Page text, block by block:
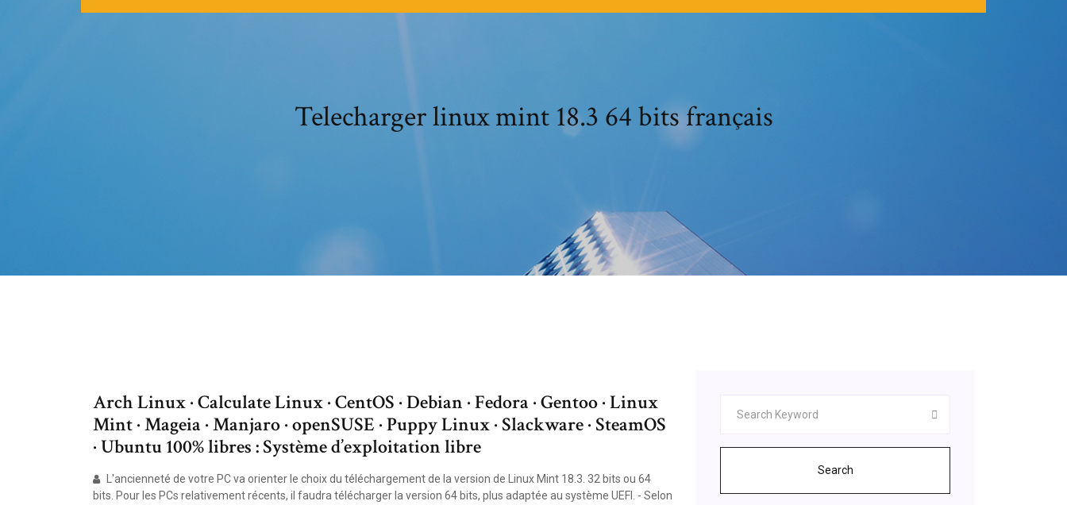
Telecharger linux mint 18.3 64 bits français
Arch Linux · Calculate Linux · CentOS · Debian · Fedora · Gentoo · Linux
Mint · Mageia · Manjaro · openSUSE · Puppy Linux · Slackware · SteamOS
· Ubuntu 100% libres : Système d’exploitation libre
L'ancienneté de votre PC va orienter le choix du téléchargement de la version de Linux Mint 18.3. 32 bits ou 64
bits. Pour les PCs relativement récents, il faudra télécharger la version 64 bits, plus adaptée au système UEFI. - Selon
Search